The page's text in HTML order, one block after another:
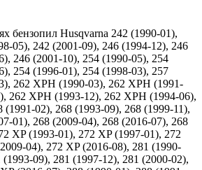
бензопил Husqvarna 242 (1990-01),
05), 242 (2001-09), 246 (1994-12), 246
246 (2001-10), 254 (1990-05), 254
254 (1996-01), 254 (1998-03), 257
262 XPH (1990-03), 262 XPH (1991-
262 XPH (1993-12), 262 XPH (1994-06),
(1991-02), 268 (1993-09), 268 (1999-11),
01), 268 (2009-04), 268 (2016-07), 268
XP (1993-01), 272 XP (1997-01), 272
04), 272 XP (2016-08), 281 (1990-
09), 281 (1997-12), 281 (2000-02),